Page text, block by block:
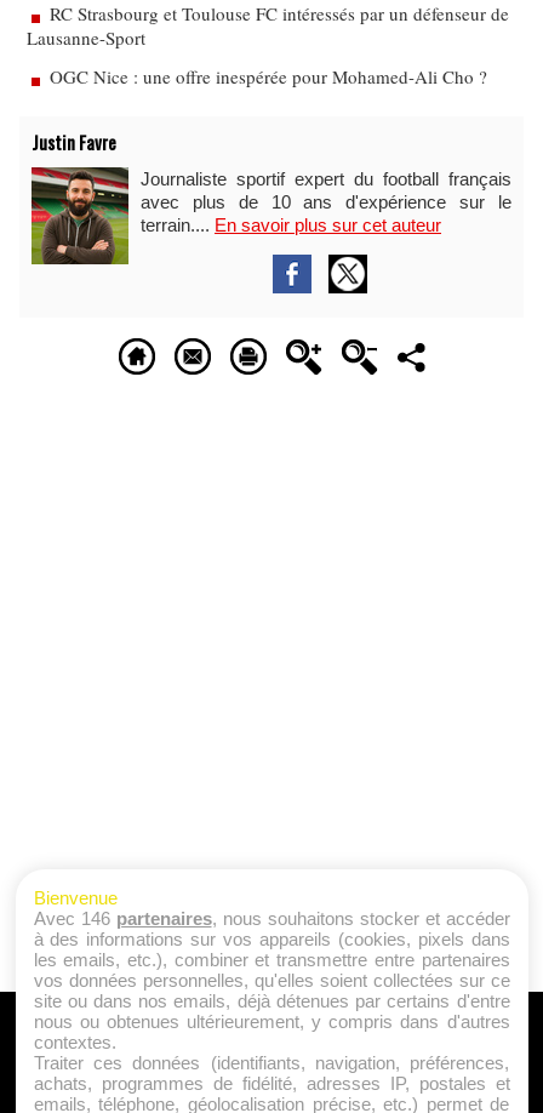
RC Strasbourg et Toulouse FC intéressés par un défenseur de
Lausanne-Sport
OGC Nice : une offre inespérée pour Mohamed-Ali Cho ?
Justin Favre
Journaliste sportif expert du football français
avec plus de 10 ans d'expérience sur le
terrain.... En savoir plus sur cet auteur
A PROPOS
Qui sommes nous ?
Mentions Légales
Bienvenue
Avec 146 partenaires, nous souhaitons stocker et accéder
à des informations sur vos appareils (cookies, pixels dans
les emails, etc.), combiner et transmettre entre partenaires
vos données personnelles, qu'elles soient collectées sur ce
site ou dans nos emails, déjà détenues par certains d'entre
nous ou obtenues ultérieurement, y compris dans d'autres
contextes.
Traiter ces données (identifiants, navigation, préférences,
achats, programmes de fidélité, adresses IP, postales et
emails, téléphone, géolocalisation précise, etc.) permet de